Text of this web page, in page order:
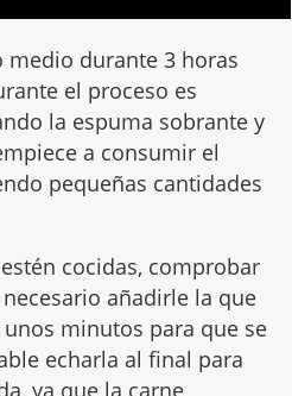
medio durante 3 horas
el proceso es
la espuma sobrante y
a consumir el
pequeñas cantidades
cocidas, comprobar
añadirle la que
minutos para que se
echarla al final para
ya que la carne